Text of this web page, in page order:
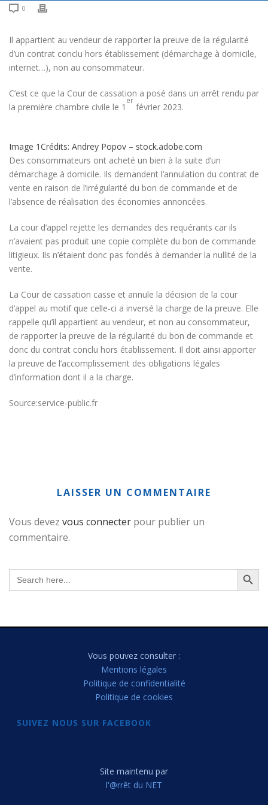
0
Il appartient au vendeur de rapporter la preuve de la régularité
d’un contrat conclu hors établissement (démarchage à domicile,
internet…), non au consommateur.
C’est ce que la Cour de cassation a posé dans un arrêt rendu par
la première chambre civile le 1
er
février 2023.
Image 1Crédits: Andrey Popov – stock.adobe.com
Des consommateurs ont acheté un bien à la suite d’un
démarchage à domicile. Ils demandent l’annulation du contrat de
vente en raison de l’irrégularité du bon de commande et de
l’absence de réalisation des économies annoncées.
La cour d’appel rejette les demandes des requérants car ils
n’avaient pas produit une copie complète du bon de commande
litigieux. Ils n’étaient donc pas fondés à demander la nullité de la
vente.
La Cour de cassation casse et annule la décision de la cour
d’appel au motif que celle-ci a inversé la charge de la preuve. Elle
rappelle qu’il appartient au vendeur, et non au consommateur,
de rapporter la preuve de la régularité du bon de commande et
donc du contrat conclu hors établissement. Il doit ainsi apporter
la preuve de l’accomplissement des obligations légales
d’information dont il a la charge.
Source:service-public.fr
LAISSER UN COMMENTAIRE
Vous devez vous connecter pour publier un
commentaire.
Search
for:
Search Button
Vous pouvez consulter :
Mentions légales
Politique de confidentialité
Politique de cookies
SUIVEZ NOUS SUR FACEBOOK
Site maintenu par
l'@rrêt du NET